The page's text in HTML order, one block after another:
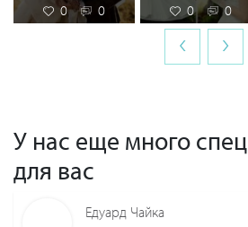
0 0 0 0
‹ ›
У нас еще много
для вас
Едуард Чайка